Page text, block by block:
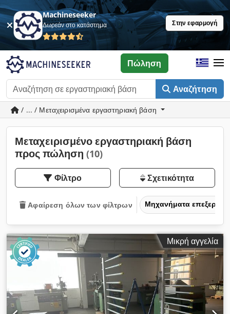
Machineseeker
Δωρεάν στο κατάστημα Στην εφαρμογή
Αναζήτηση
Πώληση
/ ... / Μεταχειρισμένα εργαστηριακή βάση
Μεταχειρισμένο εργαστηριακή βάση
προς πώληση (10)
Φίλτρο Σχετικότητα
Αφαίρεση όλων των φίλτρων Μηχανήματα
Μικρή αγγελία